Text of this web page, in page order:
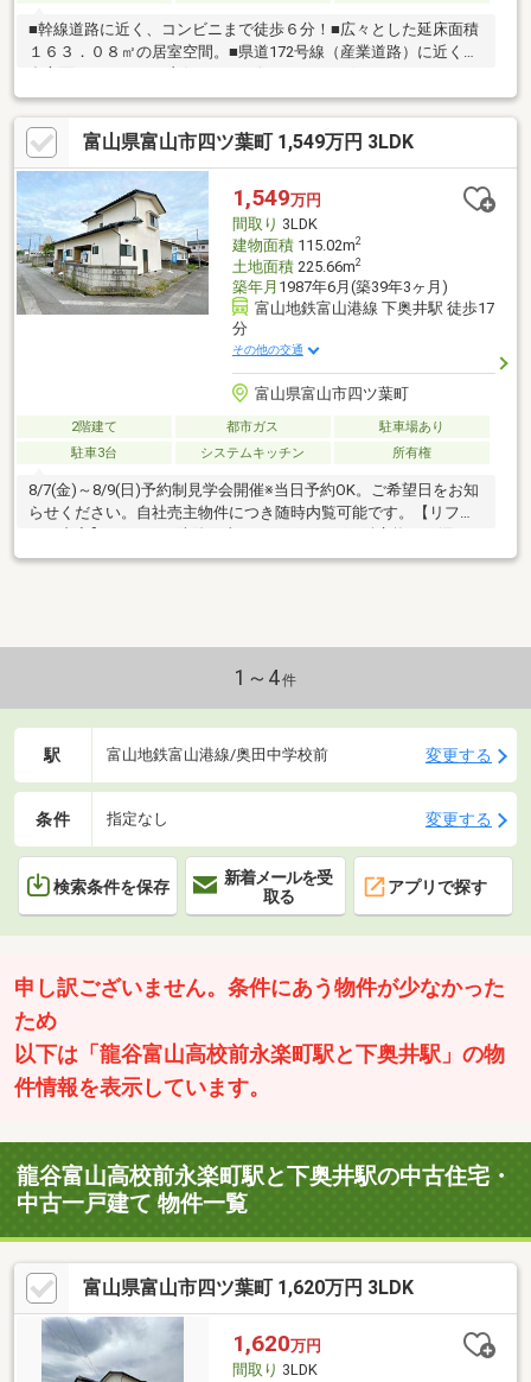
■幹線道路に近く、コンビニまで徒歩６分！■広々とした延床面積
１６３．０８㎡の居室空間。■県道172号線（産業道路）に近く、
が徒歩圏内！■徒歩圏内に多数の飲食店があり車なしでの生活も
可能ですね■現況でのお引渡しです。是非見学にお越しくださ
い。
富山県富山市四ツ葉町 1,549万円 3LDK
1,549万円
間取り 3LDK
建物面積115.02m2
土地面積225.66m2
築年月 1987年6月(築39年3ヶ月)
富山地鉄富山港線 下奥井駅 徒歩17
分
その他の交通
富山県富山市四ツ葉町
2階建て 都市ガス
駐車場あり
駐車3台
システムキッチン 所有権
8/7(金)～8/9(日)予約制見学会開催※当日予約OK。ご希望日をお知
らせください。自社売主物件につき随時内覧可能です。【リフォ
点検、設備点検●駐車場拡張、外壁塗装●トイレ交換●間取変更、
用されます。・雨漏り、構造上主要な部分の欠陥や腐食、給排水
管の故障や漏水についてお引渡しより２年間保証・シロアリ防除
1～4件
駅 富山地鉄富山港線/奥田中学校前 変更する
条件 指定なし 変更する
検索条件を保存
新着メールを受
取る
アプリで探す
申し訳ございません。条件にあう物件が少なかった
ため
以下は「龍谷富山高校前永楽町駅と下奥井駅」の物
件情報を表示しています。
龍谷富山高校前永楽町駅と下奥井駅の中古住宅・
中古一戸建て 物件一覧
富山県富山市四ツ葉町 1,620万円 3LDK
1,620万円
間取り 3LDK